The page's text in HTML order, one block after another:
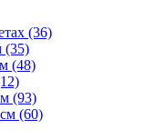
(36)
(35)
(48)
(93)
(60)